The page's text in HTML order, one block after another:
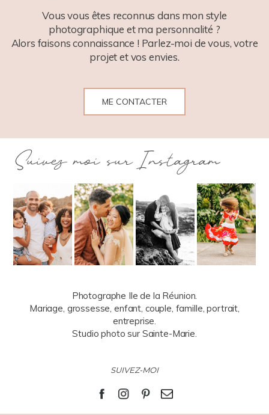
Vous vous êtes reconnus dans mon style
photographique et ma personnalité ?
Alors faisons connaissance ! Parlez-moi de vous, votre
projet et vos envies.
ME CONTACTER
Suivez moi sur Instagram
Photographe Ile de la Réunion.
Mariage, grossesse, enfant, couple, famille, portrait,
entreprise.
Studio photo sur Sainte-Marie.
SUIVEZ-MOI